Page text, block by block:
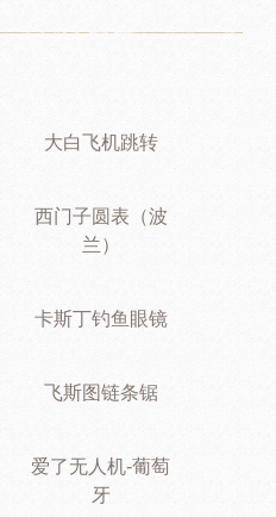
大白飞机跳转
西门子圆表（波
兰）
卡斯丁钓鱼眼镜
飞斯图链条锯
爱了无人机-葡萄
牙